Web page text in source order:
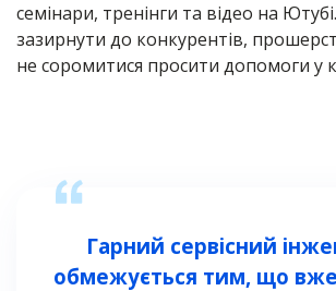
семінари, тренінги та відео на
зазирнути до конкурентів,
не соромитися просити допомоги у
Гарний сервісний
обмежується тим, що вже